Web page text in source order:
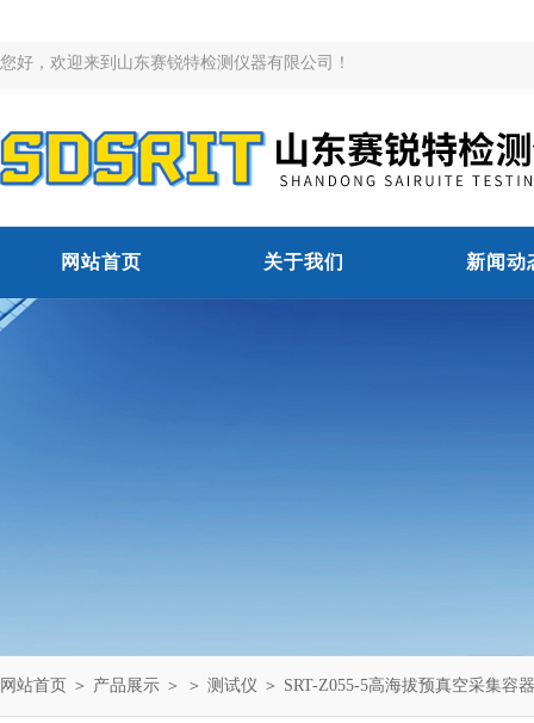
您好，欢迎来到山东赛锐特检测仪器有限公司！
网站首页 关于我们 新闻动
网站首页 ＞ 产品展示 ＞ ＞ 测试仪 ＞ SRT-Z055-5高海拔预真空采集容